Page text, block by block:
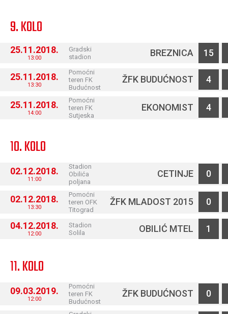
9. KOLO
25.11.2018.
13:00
Gradski
stadion
BREZNICA 15
25.11.2018.
13:30
Pomoćni
teren FK
Budućnost
ŽFK BUDUĆNOST 4
25.11.2018.
14:00
Pomoćni
teren FK
Sutjeska
EKONOMIST 4
10. KOLO
02.12.2018.
11:00
Stadion
Obilića
poljana
CETINJE 0
02.12.2018.
13:30
Pomoćni
teren OFK
Titograd
ŽFK MLADOST 2015 0
04.12.2018.
12:00
Stadion
Solila
OBILIĆ MTEL 1
11. KOLO
09.03.2019.
12:00
Pomoćni
teren FK
Budućnost
ŽFK BUDUĆNOST 0